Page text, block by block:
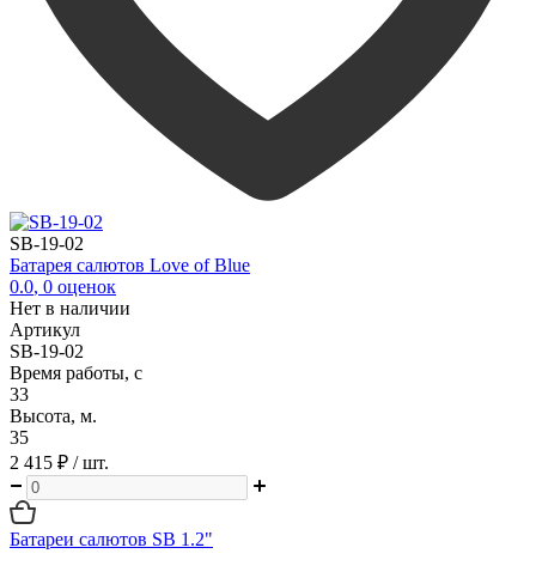
SB-19-02
Батарея салютов Love of Blue
0.0, 0 оценок
Нет в наличии
Артикул
SB-19-02
Время работы, с
33
Высота, м.
35
2 415 ₽ / шт.
Батареи салютов SB 1.2"